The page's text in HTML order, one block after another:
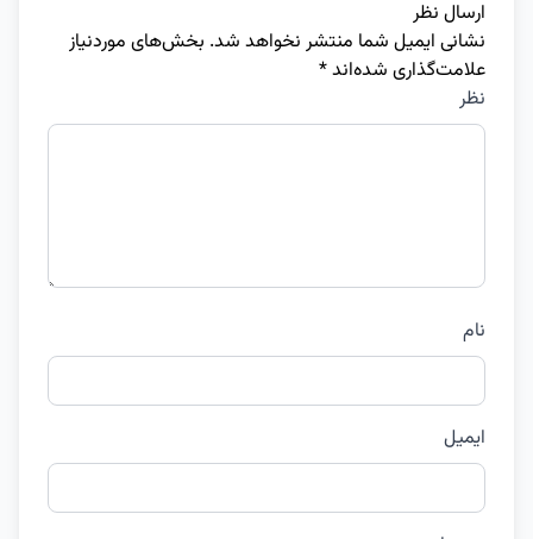
ارسال نظر
نشانی ایمیل شما منتشر نخواهد شد. بخش‌های موردنیاز
علامت‌گذاری شده‌اند*
نظر
نام
ایمیل